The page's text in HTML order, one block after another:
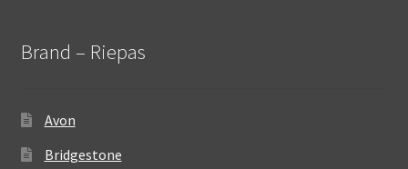
Brand – Riepas
Avon
Bridgestone